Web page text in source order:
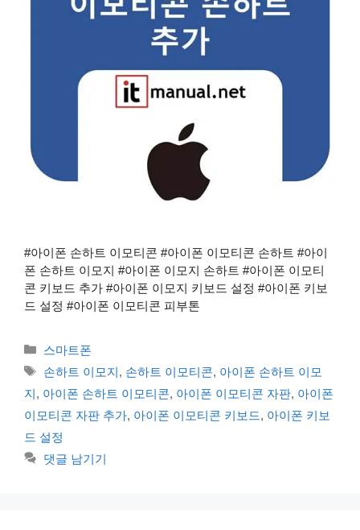
#아이폰 손하트 이모티콘 #아이폰 이모티콘 손하트 #아이
폰 손하트 이모지 #아이폰 이모지 손하트 #아이폰 이모티
콘 키보드 추가 #아이폰 이모지 키보드 설정 #아이폰 키보
드 설정 #아이폰 이모티콘 피부톤
카
테
고
리
스마트폰
태
그
손하트 이모지, 손하트 이모티콘, 아이폰 손하트 이모
지, 아이폰 손하트 이모티콘, 아이폰 이모티콘 자판, 아이폰
이모티콘 자판 추가, 아이폰 이모티콘 키보드, 아이폰 키보
드 설정
댓글 남기기